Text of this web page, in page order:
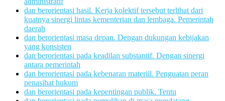
dan berorientasi hasil. Kerja kolektif tersebut terlihat dari
kuatnya sinergi lintas kementerian dan lembaga. Pemerintah
daerah
dan berorientasi masa depan. Dengan dukungan kebijakan
yang konsisten
dan berorientasi pada keadilan substantif. Dengan sinergi
antara pemerintah
dan berorientasi pada kebenaran materiil. Penguatan peran
penasihat hukum
dan berorientasi pada kepentingan publik. Tentu